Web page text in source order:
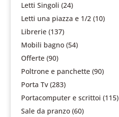
Letti Singoli (24)
Letti una piazza e 1/2 (10)
Librerie (137)
Mobili bagno (54)
Offerte (90)
Poltrone e panchette (90)
Porta Tv (283)
Portacomputer e scrittoi (115)
Sale da pranzo (60)